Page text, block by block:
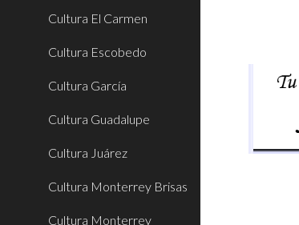
Cultura El Carmen
Cultura Escobedo
Cultura García
Cultura Guadalupe
Cultura Juárez
Cultura Monterrey Brisas
Cultura Monterrey